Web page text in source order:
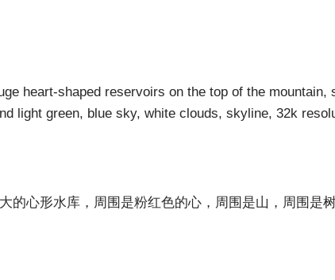
heart-shaped reservoirs on the top of the
light green, blue sky, white clouds, skyline, 32k
的心形水库，周围是粉红色的心，周围是山，周围是